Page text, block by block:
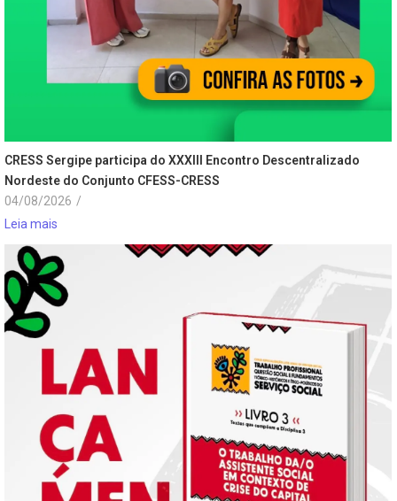
CRESS Sergipe participa do XXXIII Encontro Descentralizado
Nordeste do Conjunto CFESS-CRESS
04/08/2026 /
Leia mais